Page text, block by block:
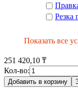
Резка
Показать все
251 420,10 ₸
Кол-во:
Добавить в корзину